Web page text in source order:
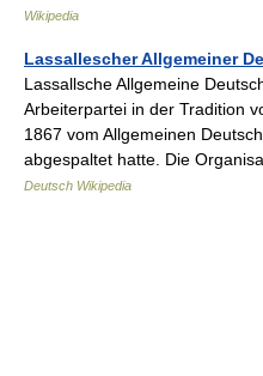
Wikipedia
Lassallescher Allgemeiner
Lassallsche Allgemeine
Arbeiterpartei in der Tradition
1867 vom Allgemeinen
abgespaltet hatte. Die
Deutsch Wikipedia